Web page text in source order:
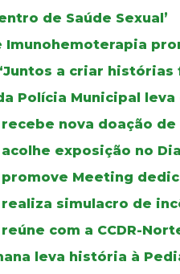
de Saúde Sexual’
Imunohemoterapia
a criar histórias
Polícia Municipal
recebe nova doação
acolhe exposição no
promove Meeting
realiza simulacro de
reúne com a CCDR-
leva história à